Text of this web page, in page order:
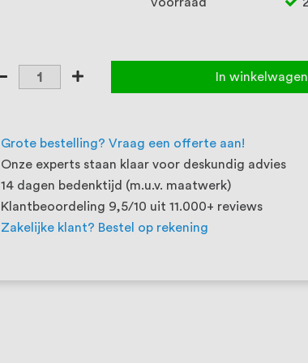
In winkelwagen
Grote bestelling? Vraag een offerte aan!
Onze experts staan klaar voor deskundig advies
14 dagen bedenktijd (m.u.v. maatwerk)
Klantbeoordeling 9,5/10 uit 11.000+ reviews
Zakelijke klant? Bestel op rekening